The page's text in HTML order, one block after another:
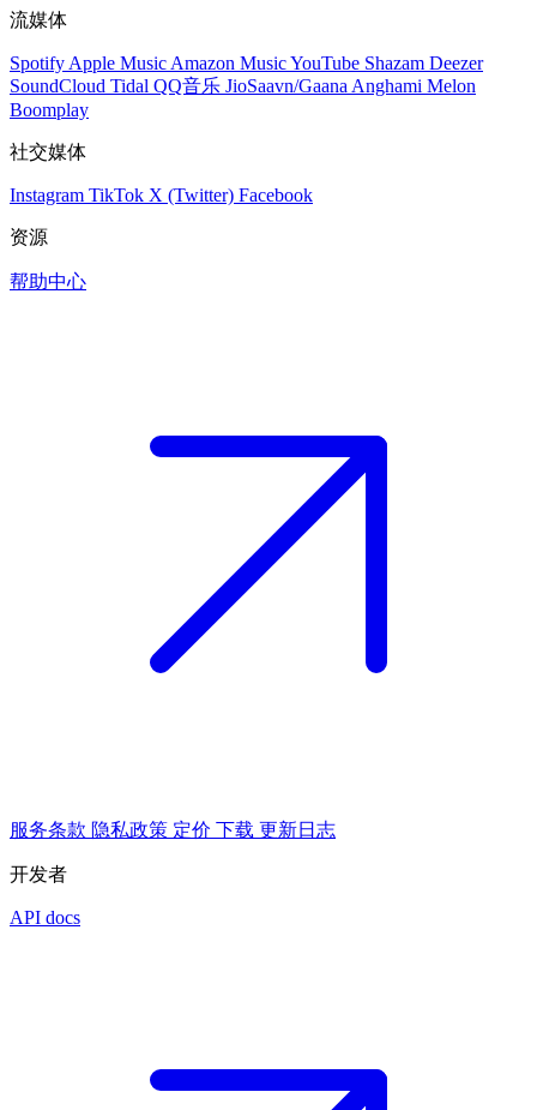
流媒体
Spotify Apple Music Amazon MusicYouTube Shazam Deezer
SoundCloud Tidal QQ音乐 JioSaavn/Gaana Anghami Melon
Boomplay
社交媒体
Instagram TikTok X (Twitter) Facebook
资源
帮助中心
服务条款 隐私政策 定价 下载 更新日志
开发者
API docs